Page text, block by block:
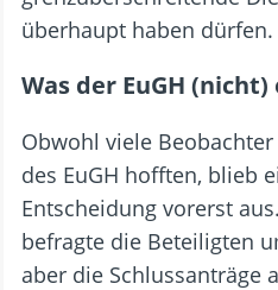
überhaupt haben dürfen.
Was der EuGH
Obwohl viele
des EuGH hofften, blieb
Entscheidung vorerst
befragte die Beteiligten
aber die Schlussanträge